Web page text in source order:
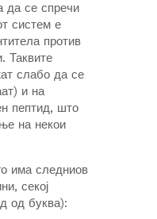
да се спречи
систем е
против
Таквите
слабо да се
и на
пептид, што
на некои
има следниов
секој
од буква):